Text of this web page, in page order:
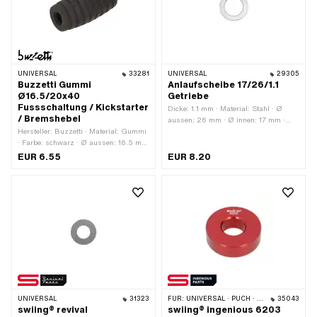
Schaft: 43 mm · Gewindelänge: 22
mm · Festigkeitsklasse: A2-70
UNIVERSAL 33281
Buzzetti Gummi
Ø16.5/20x40
Fussschaltung / Kickstarter
/ Bremshebel
Hersteller: Buzzetti · Material: Gummi
· Farbe: schwarz · Ø aussen: 16.5 mm
· Ø aussen: 20 mm · Ø innen: 7.1 mm
EUR 6.55
UNIVERSAL 29305
Anlaufscheibe 17/26/1.1
Getriebe
Dicke: 1.1 mm · Material: Stahl · Ø
aussen: 26 mm · Ø innen: 17 mm ·
EUR 8.20
UNIVERSAL 31323
swiing® revival
FÜR: UNIVERSAL · PUCH · TOMOS · CILO 35043
swiing® ingenious 6203